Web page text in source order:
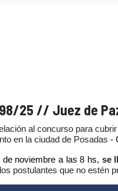
25 // Juez de
al concurso para
en la ciudad de Posadas -
noviembre a las 8 hs, se
postulantes que no estén